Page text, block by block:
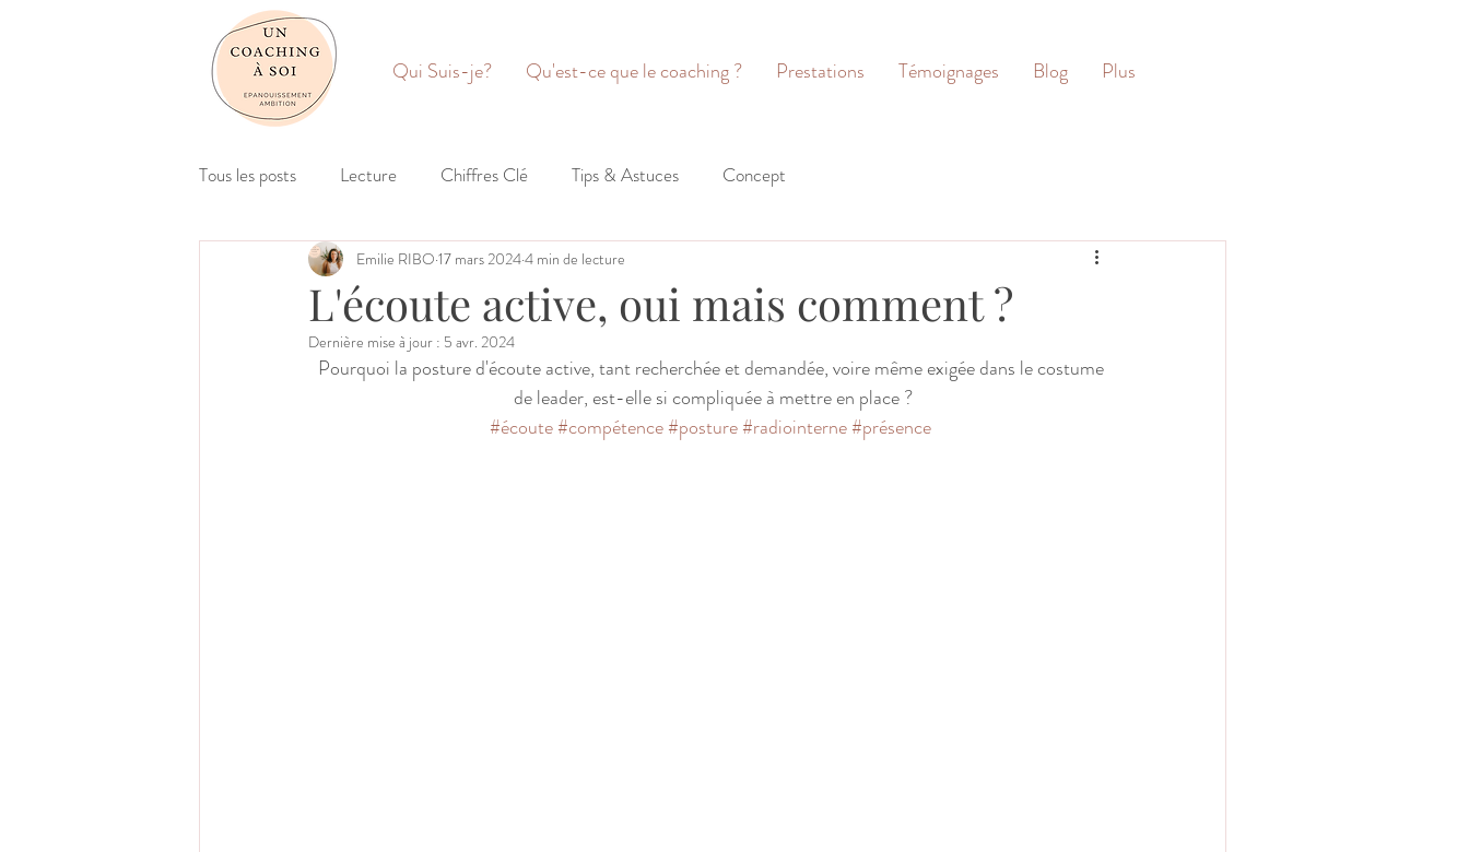
Qui Suis-je? Qu'est-ce que le coaching ? Prestations Témoignages Blog Plus
Tous les posts Lecture Chiffres Clé Tips & Astuces Concept
L'écoute active, oui mais comment ?
Emilie RIBO 17 mars 20244 min de lecture
Dernière mise à jour : 5 avr. 2024
Pourquoi la posture d'écoute active, tant recherchée et demandée, voire même exigée dans le costume
de leader, est-elle si compliquée à mettre en place ?
#écoute#compétence#posture#radiointerne#présence